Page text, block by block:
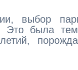
выбор
Это была